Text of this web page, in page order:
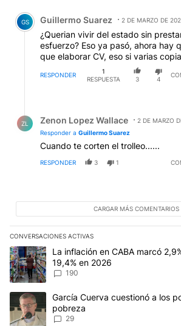
Comentario de Guillermo Suarez.
GS Guillermo Suarez 2 DE MARZO DE
¿Querian vivir del estado sin
esfuerzo? Eso ya pasó, ahora hay
que elaborar CV, eso si varias
RESPONDER
1
RESPUESTA
3 4
ZL Zenon Lopez Wallace
2 DE MARZO
Responder a Guillermo Suarez
Cuando te corten el trolleo......
RESPONDER 3 1
CARGAR MÁS COMENTARIOS
CONVERSACIONES ACTIVAS
Este listado muestra los artículos con más
Un artículo de tendencia con el título "La
La inflación en CABA marcó
19,4% en 2026
190
Un artículo de tendencia con el título
García Cuerva cuestionó a los
pobreza
29